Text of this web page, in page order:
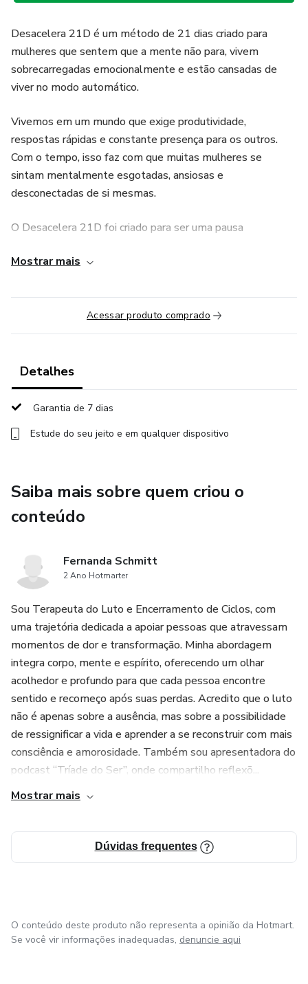
Desacelera 21D é um método de 21 dias criado para
mulheres que sentem que a mente não para, vivem
sobrecarregadas emocionalmente e estão cansadas de
viver no modo automático.
Vivemos em um mundo que exige produtividade,
respostas rápidas e constante presença para os outros.
Com o tempo, isso faz com que muitas mulheres se
sintam mentalmente esgotadas, ansiosas e
desconectadas de si mesmas.
O Desacelera 21D foi criado para ser uma pausa
simples, porém profundas, que ajudam a:
* reduzir o ritmo mental
* diminuir a sobrecarga emocional
* desenvolver mais presença no dia a dia
* aprender a criar pausas conscientes
Cada dia traz uma proposta prática que pode ser aplicada
na rotina, sem exigir grandes mudanças ou muito tempo.
O método é estruturado em etapas que ajudam a:
1ª fase — Perceber
Identificar os sinais de uma mente acelerada e
compreender como o excesso de estímulos e
pensamentos impacta o corpo e as emoções.
2ª fase — Desacelerar
Aprender práticas simples para reduzir o ritmo mental,
acalmar o sistema nervoso e criar espaços de pausa no dia
a dia.
3ª fase — Integrar
Desenvolver uma nova forma de se relacionar com o
tempo, com as próprias emoções e com a própria mente.
mesma.
Mostrar mais
Acessar produto comprado
Detalhes
Garantia de 7 dias
Estude do seu jeito e em qualquer dispositivo
Saiba mais sobre quem criou o
conteúdo
Fernanda Schmitt
2 Ano Hotmarter
Sou Terapeuta do Luto e Encerramento de Ciclos, com
uma trajetória dedicada a apoiar pessoas que atravessam
momentos de dor e transformação. Minha abordagem
integra corpo, mente e espírito, oferecendo um olhar
acolhedor e profundo para que cada pessoa encontre
sentido e recomeço após suas perdas. Acredito que o luto
não é apenas sobre a ausência, mas sobre a possibilidade
de ressignificar a vida e aprender a se reconstruir com mais
consciência e amorosidade. Também sou apresentadora do
podcast “Tríade do Ser”, onde compartilho reflexõ...
Mostrar mais
Dúvidas frequentes
O conteúdo deste produto não representa a opinião da Hotmart.
Se você vir informações inadequadas, denuncie aqui